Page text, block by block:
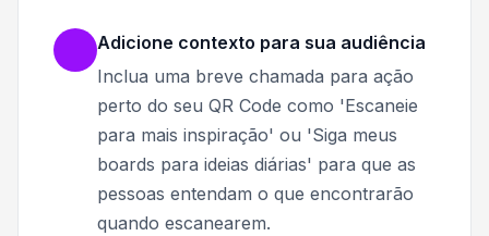
Adicione contexto para sua audiência
Inclua uma breve chamada para ação
perto do seu QR Code como 'Escaneie
para mais inspiração' ou 'Siga meus
boards para ideias diárias' para que as
pessoas entendam o que encontrarão
quando escanearem.